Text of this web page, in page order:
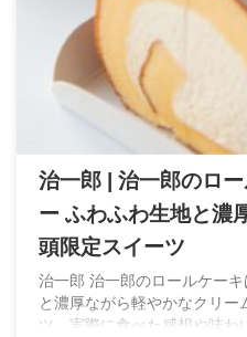
治一郎 | 治一郎のロ
ー ふわふわ生地と濃
頭限定スイーツ
治一郎 治一郎のロールケー
と濃厚ながら軽やかなクリ
ツ。実際に食べた感想や味わ